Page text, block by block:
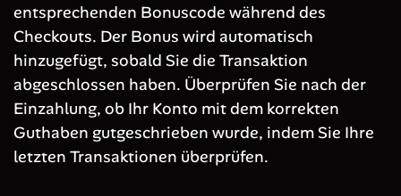
entsprechenden Bonuscode während des
Checkouts. Der Bonus wird automatisch
hinzugefügt, sobald Sie die Transaktion
abgeschlossen haben. Überprüfen Sie nach der
Einzahlung, ob Ihr Konto mit dem korrekten
Guthaben gutgeschrieben wurde, indem Sie Ihre
letzten Transaktionen überprüfen.